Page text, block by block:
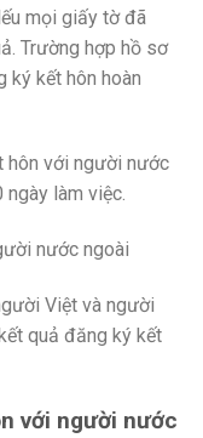
mọi giấy tờ đã
Trường hợp hồ sơ
kết hôn hoàn
hôn với người nước
làm việc.
nước ngoài
Việt và người
quả đăng ký kết
với người nước